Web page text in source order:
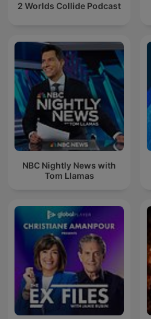
2 Worlds Collide Podcast
NBC Nightly News with
Tom Llamas